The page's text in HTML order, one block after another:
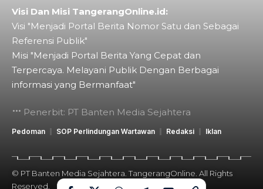
Visi Dan Misi TangerangOnline.id:
Visi "Menjadi Portal Berita Nomor Satu dan Sebagai
Referensi Publik"
Misi "Menjadi Portal Berita Yang Cepat dan
Terpercaya. Melayani Publik Dengan Berbagai
informasi yang Bermanfaat"
Penerbit: PT Banten Media Sejahtera
Pedoman SOP Perlindungan Wartawan Redaksi Iklan
© PT Banten Media Sejahtera. TangerangOnline. All Rights
Reserved.